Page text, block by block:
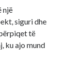
një
siguri dhe
të
ku ajo mund